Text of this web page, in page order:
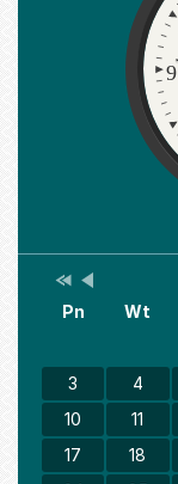
9
Kalendarz
Przestaw
na
Przestaw
na
Pn Wt
3
4
10
11
17
18